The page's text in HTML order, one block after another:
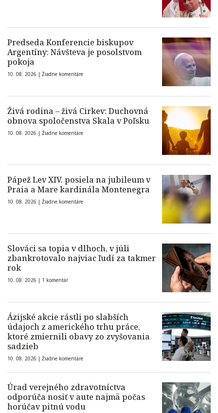
Predseda Konferencie biskupov
Argentíny: Návšteva je posolstvom
pokoja
10. 08. 2026 | Žiadne komentáre
Živá rodina – živá Cirkev: Duchovná
obnova spoločenstva Skala v Poľsku
10. 08. 2026 | Žiadne komentáre
Pápež Lev XIV. posiela na jubileum v
Praia a Mare kardinála Montenegra
10. 08. 2026 | Žiadne komentáre
Slováci sa topia v dlhoch, v júli
zbankrotovalo najviac ľudí za takmer
rok
10. 08. 2026 | 1 komentár
Ázijské akcie rástli po slabších
údajoch z amerického trhu práce,
ktoré zmiernili obavy zo zvyšovania
sadzieb
10. 08. 2026 | Žiadne komentáre
Úrad verejného zdravotníctva
odporúča nosiť v aute najmä počas
horúčav pitnú vodu